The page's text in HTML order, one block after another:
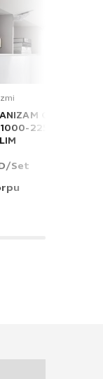
GRASS
2250 T
/Set